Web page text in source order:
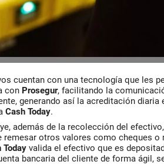
cuentan con una tecnología que les
con Prosegur, facilitando la
generando así la acreditación diaria
Cash Today.
además de la recolección del
remesar otros valores como cheques o
Today valida el efectivo que es
bancaria del cliente de forma ágil,